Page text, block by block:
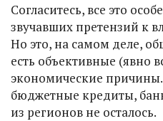
Согласитесь, все это
звучавших претензий к
Но это, на самом деле,
есть объективные (явно
экономические причины.
бюджетные кредиты,
из регионов не осталось.